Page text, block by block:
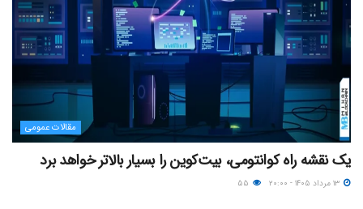
مقالات عمومی
یک نقشه راه کوانتومی، بیت‌کوین را بسیار بالاتر خواهد برد